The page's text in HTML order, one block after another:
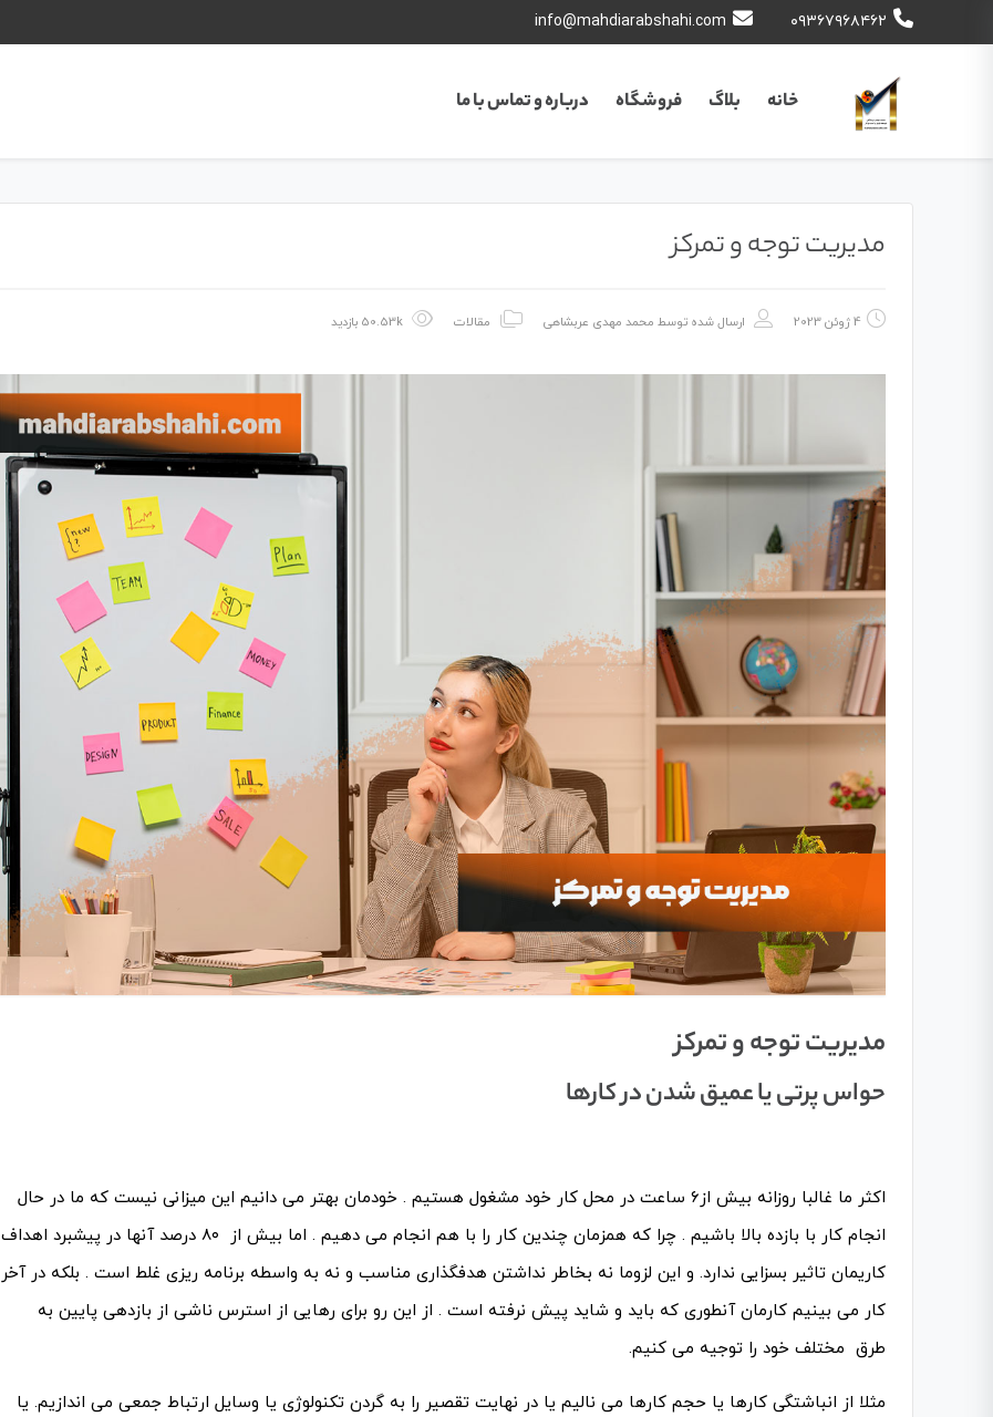
۰۹۳۶۷۹۶۸۴۶۲ info@mahdiarabshahi.com
خانه بلاگ فروشگاه درباره و تماس با ما
مدیریت توجه و تمرکز
4 ژوئن 2023 ارسال شده توسط محمد مهدی عربشاهی مقالات
مدیریت توجه و تمرکز
حواس پرتی یا عمیق شدن در کارها
اکثر ما غالبا روزانه بیش از۶ ساعت در محل کار خود مشغول هستیم . خودمان بهتر می دانیم این میزانی نیست که ما در حال
انجام کار با بازده بالا باشیم . چرا که همزمان چندین کار را با هم انجام می دهیم . اما بیش از ۸۰ درصد آنها در پیشبرد اهداف
کاریمان تاثیر بسزایی ندارد. و این لزوما نه بخاطر نداشتن هدفگذاری مناسب و نه به واسطه برنامه ریزی غلط است . بلکه در آخر
کار می بینیم کارمان آنطوری که باید و شاید پیش نرفته است . از این رو برای رهایی از استرس ناشی از بازدهی پایین به
طرق مختلف خود را توجیه می کنیم.
مثلا از انباشتگی کارها یا حجم کارها می نالیم یا در نهایت تقصیر را به گردن تکنولوژی یا وسایل ارتباط جمعی می اندازیم. یا